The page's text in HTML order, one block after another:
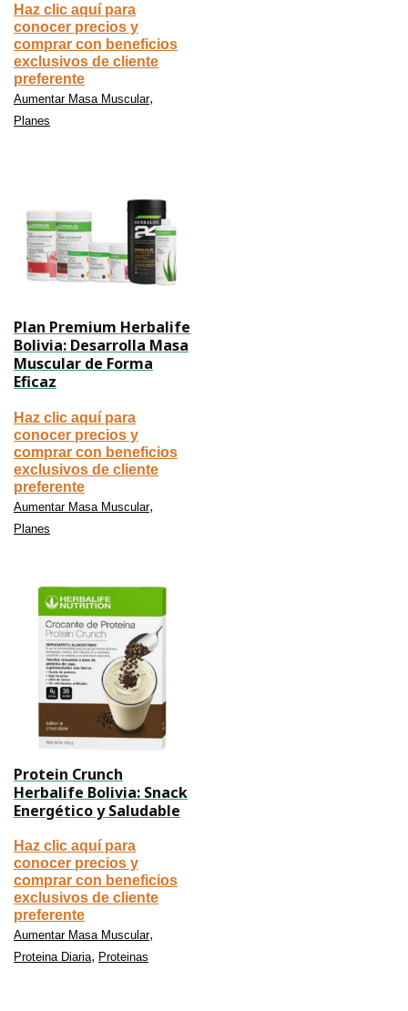
Haz clic aquí para
conocer precios y
comprar con beneficios
exclusivos de cliente
preferente
Aumentar Masa Muscular,
Planes
Plan Premium Herbalife
Bolivia: Desarrolla Masa
Muscular de Forma
Eficaz
Haz clic aquí para
conocer precios y
comprar con beneficios
exclusivos de cliente
preferente
Aumentar Masa Muscular,
Planes
Protein Crunch
Herbalife Bolivia: Snack
Energético y Saludable
Haz clic aquí para
conocer precios y
comprar con beneficios
exclusivos de cliente
preferente
Aumentar Masa Muscular,
Proteina Diaria, Proteinas